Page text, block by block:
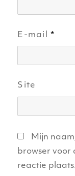
E-mail*
Site
Mijn
browser voor
reactie